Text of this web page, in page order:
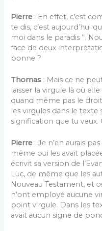
Pierre : En effet, c’est
te dis, c’est aujourd’hui
moi dans le paradis ”.
face de deux
bonne ?
Thomas : Mais ce ne
laisser la virgule là où
quand même pas le
les virgules dans le
signification que tu veux.
Pierre : Je n’en aurais
même oui les avait
écrivit sa version de
Luc, de même que les
Nouveau Testament, et
n’ont employé aucune
point virgule. Dans les
avait aucun signe de